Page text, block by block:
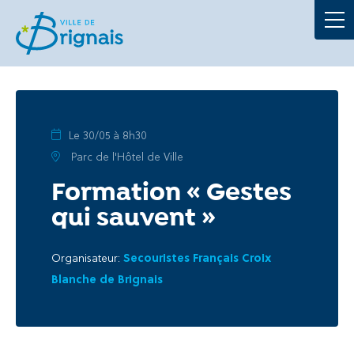
Le 30/05 à 8h30
Parc de l'Hôtel de Ville
Formation « Gestes
qui sauvent »
Organisateur: Secouristes Français Croix
Blanche de Brignais
La Mairie
Au quotidien
Culture et loisirs
Actualités